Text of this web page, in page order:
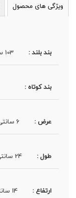
ویژگی های محصول
بند بلند : 103 سانتی متر
بند کوتاه :
عرض : 6 سانتی متر
طول : 24 سانتی متر
ارتفاع : 14 سانتی متر